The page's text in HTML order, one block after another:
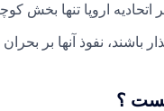
اتحادیه اروپا تنها
باشند، نفوذ آنها بر
؟